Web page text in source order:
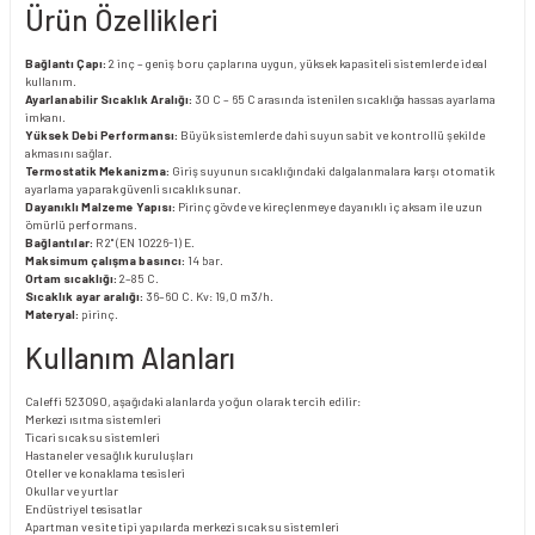
Ürün Özellikleri
Bağlantı Çapı: 2 inç – geniş boru çaplarına uygun, yüksek kapasiteli sistemlerde ideal
kullanım.
Ayarlanabilir Sıcaklık Aralığı: 30 C – 65 C arasında istenilen sıcaklığa hassas ayarlama
imkanı.
Yüksek Debi Performansı: Büyük sistemlerde dahi suyun sabit ve kontrollü şekilde
akmasını sağlar.
Termostatik Mekanizma: Giriş suyunun sıcaklığındaki dalgalanmalara karşı otomatik
ayarlama yaparak güvenli sıcaklık sunar.
Dayanıklı Malzeme Yapısı: Pirinç gövde ve kireçlenmeye dayanıklı iç aksam ile uzun
ömürlü performans.
Bağlantılar: R 2" (EN 10226-1) E.
Maksimum çalışma basıncı: 14 bar.
Ortam sıcaklığı: 2–85 C.
Sıcaklık ayar aralığı: 36–60 C. Kv: 19,0 m3/h.
Materyal: pirinç.
Kullanım Alanları
Caleffi 523090, aşağıdaki alanlarda yoğun olarak tercih edilir:
Merkezi ısıtma sistemleri
Ticari sıcak su sistemleri
Hastaneler ve sağlık kuruluşları
Oteller ve konaklama tesisleri
Okullar ve yurtlar
Endüstriyel tesisatlar
Apartman ve site tipi yapılarda merkezi sıcak su sistemleri